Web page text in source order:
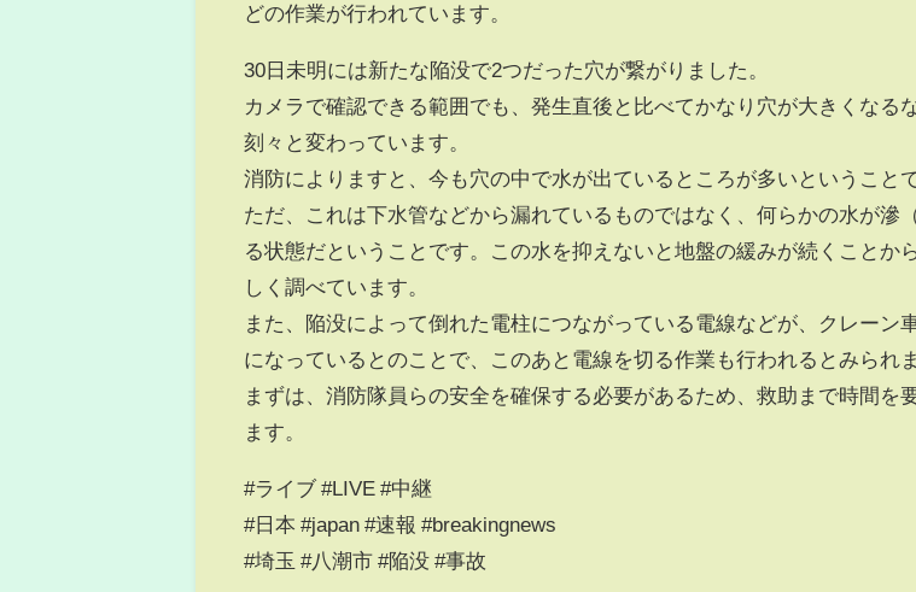
どの作業が行われています。
30日未明には新たな陥没で2つだった穴が繋がりました。
カメラで確認できる範囲でも、発生直後と比べてかなり穴が大きくなる
刻々と変わっています。
消防によりますと、今も穴の中で水が出ているところが多いということで
ただ、これは下水管などから漏れているものではなく、何らかの水が滲
る状態だということです。この水を抑えないと地盤の緩みが続くことか
しく調べています。
また、陥没によって倒れた電柱につながっている電線などが、クレーン
になっているとのことで、このあと電線を切る作業も行われるとみられま
まずは、消防隊員らの安全を確保する必要があるため、救助まで時間を
ます。
#ライブ #LIVE #中継
#日本 #japan #速報 #breakingnews
#埼玉 #八潮市 #陥没 #事故